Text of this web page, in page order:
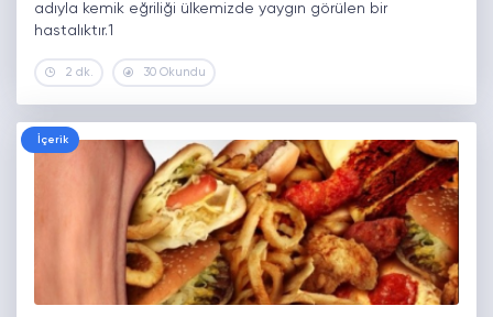
adıyla kemik eğriliği ülkemizde yaygın görülen bir
hastalıktır.1
2 dk. 30 Okundu
İçerik